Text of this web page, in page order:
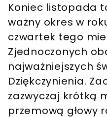
Koniec listopada
ważny okres w
czwartek tego
Zjednoczonych
najważniejszych
Dziękczynienia.
zazwyczaj krótką
przemową głowy